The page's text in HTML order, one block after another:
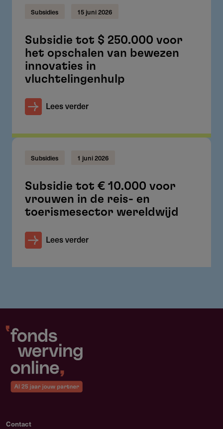
Subsidies 15 juni 2026
Subsidie tot $ 250.000 voor
het opschalen van bewezen
innovaties in
vluchtelingenhulp
Lees verder
Subsidies 1 juni 2026
Subsidie tot € 10.000 voor
vrouwen in de reis- en
toerismesector wereldwijd
Lees verder
Contact